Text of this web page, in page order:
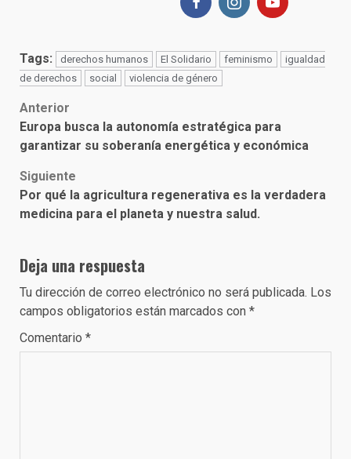
Tags: derechos humanos El Solidario feminismo
igualdad
de derechos
social violencia de género
Post
navigation
Anterior
Europa busca la autonomía estratégica para
garantizar su soberanía energética y económica
Siguiente
Por qué la agricultura regenerativa es la verdadera
medicina para el planeta y nuestra salud.
Deja una respuesta
Tu dirección de correo electrónico no será publicada. Los
campos obligatorios están marcados con *
Comentario *